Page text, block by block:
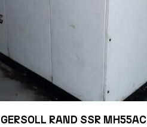
RAND SSR MH55AC